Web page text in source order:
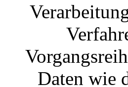
Daten wie